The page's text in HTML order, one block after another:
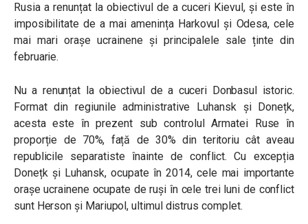
Rusia a renunțat la obiectivul de a cuceri Kievul, și este în
imposibilitate de a mai amenința Harkovul și Odesa, cele
mai mari orașe ucrainene și principalele sale ținte din
februarie.
Nu a renunțat la obiectivul de a cuceri Donbasul istoric.
Format din regiunile administrative Luhansk și Donețk,
acesta este în prezent sub controlul Armatei Ruse în
proporție de 70%, față de 30% din teritoriu cât aveau
republicile separatiste înainte de conflict. Cu excepția
Donețk și Luhansk, ocupate în 2014, cele mai importante
orașe ucrainene ocupate de ruși în cele trei luni de conflict
sunt Herson și Mariupol, ultimul distrus complet.